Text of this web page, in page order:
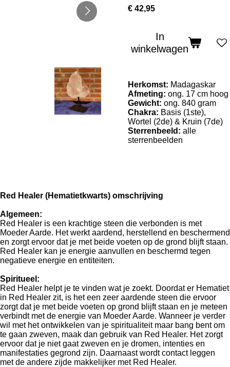
€ 42,95
In
winkelwagen
Herkomst: Madagaskar
Afmeting: ong. 17 cm hoog
Gewicht: ong. 840 gram
Chakra: Basis (1ste),
Wortel (2de) & Kruin (7de)
Sterrenbeeld: alle
sterrenbeelden
Red Healer (Hematietkwarts) omschrijving
Algemeen:
Red Healer is een krachtige steen die verbonden is met
Moeder Aarde. Het werkt aardend, herstellend en beschermend
en zorgt ervoor dat je met beide voeten op de grond blijft staan.
Red Healer kan je energie aanvullen en beschermd tegen
negatieve energie en entiteiten.
Spiritueel:
Red Healer helpt je te vinden wat je zoekt. Doordat er Hematiet
in Red Healer zit, is het een zeer aardende steen die ervoor
zorgt dat je met beide voeten op grond blijft staan en je meteen
verbindt met de energie van Moeder Aarde. Wanneer je verder
wil met het ontwikkelen van je spiritualiteit maar bang bent om
te gaan zweven, maak dan gebruik van Red Healer. Het zorgt
ervoor dat je niet gaat zweven en je dromen, intenties en
manifestaties gegrond zijn. Daarnaast wordt contact leggen
met de andere zijde makkelijker met Red Healer.